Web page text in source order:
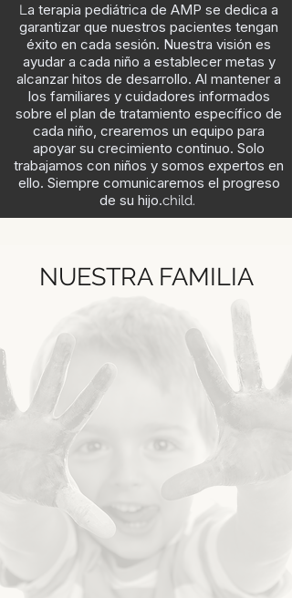
La terapia pediátrica de AMP se dedica a
garantizar que nuestros pacientes tengan
éxito en cada sesión. Nuestra visión es
ayudar a cada niño a establecer metas y
alcanzar hitos de desarrollo. Al mantener a
los familiares y cuidadores informados
sobre el plan de tratamiento específico de
cada niño, crearemos un equipo para
apoyar su crecimiento continuo. Solo
trabajamos con niños y somos expertos en
ello. Siempre comunicaremos el progreso
de su hijo.child.
NUESTRA FAMILIA